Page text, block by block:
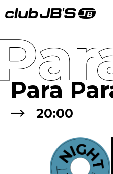
Para
→ 20:00